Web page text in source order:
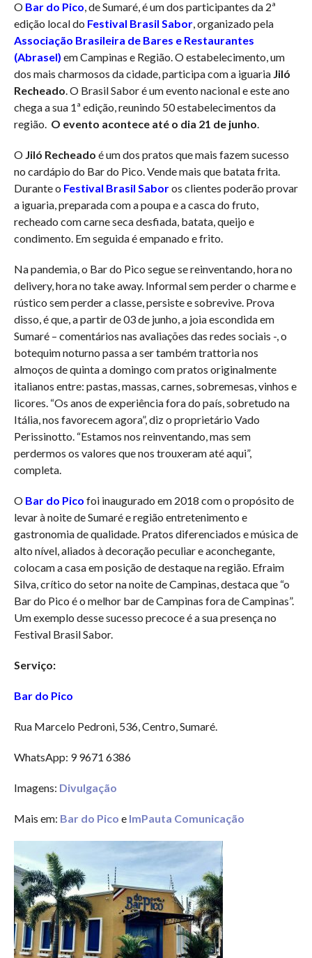
O Bar do Pico, de Sumaré, é um dos participantes da 2ª
edição local do Festival Brasil Sabor, organizado pela
Associação Brasileira de Bares e Restaurantes
(Abrasel) em Campinas e Região. O estabelecimento, um
dos mais charmosos da cidade, participa com a iguaria Jiló
Recheado. O Brasil Sabor é um evento nacional e este ano
chega a sua 1ª edição, reunindo 50 estabelecimentos da
região. O evento acontece até o dia 21 de junho.
O Jiló Recheado é um dos pratos que mais fazem sucesso
no cardápio do Bar do Pico. Vende mais que batata frita.
Durante o Festival Brasil Saboros clientes poderão provar
a iguaria, preparada com a poupa e a casca do fruto,
recheado com carne seca desfiada, batata, queijo e
condimento. Em seguida é empanado e frito.
Na pandemia, o Bar do Pico segue se reinventando, hora no
delivery, hora no take away. Informal sem perder o charme e
rústico sem perder a classe, persiste e sobrevive. Prova
disso, é que, a partir de 03 de junho, a joia escondida em
Sumaré – comentários nas avaliações das redes sociais -, o
botequim noturno passa a ser também trattoria nos
almoços de quinta a domingo com pratos originalmente
italianos entre: pastas, massas, carnes, sobremesas, vinhos e
licores. “Os anos de experiência fora do país, sobretudo na
Itália, nos favorecem agora”, diz o proprietário Vado
Perissinotto. “Estamos nos reinventando, mas sem
perdermos os valores que nos trouxeram até aqui”,
completa.
O Bar do Pico foi inaugurado em 2018 com o propósito de
levar à noite de Sumaré e região entretenimento e
gastronomia de qualidade. Pratos diferenciados e música de
alto nível, aliados à decoração peculiar e aconchegante,
colocam a casa em posição de destaque na região. Efraim
Silva, crítico do setor na noite de Campinas, destaca que “o
Bar do Pico é o melhor bar de Campinas fora de Campinas”.
Um exemplo desse sucesso precoce é a sua presença no
Festival Brasil Sabor.
Serviço:
Bar do Pico
Rua Marcelo Pedroni, 536, Centro, Sumaré.
WhatsApp: 9 9671 6386
Imagens: Divulgação
Mais em: Bar do Pico e ImPauta Comunicação